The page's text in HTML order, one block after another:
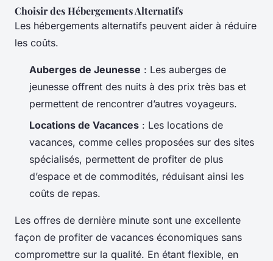
Choisir des Hébergements Alternatifs
Les hébergements alternatifs peuvent aider à réduire
les coûts.
Auberges de Jeunesse : Les auberges de
jeunesse offrent des nuits à des prix très bas et
permettent de rencontrer d’autres voyageurs.
Locations de Vacances : Les locations de
vacances, comme celles proposées sur des sites
spécialisés, permettent de profiter de plus
d’espace et de commodités, réduisant ainsi les
coûts de repas.
Les offres de dernière minute sont une excellente
façon de profiter de vacances économiques sans
compromettre sur la qualité. En étant flexible, en